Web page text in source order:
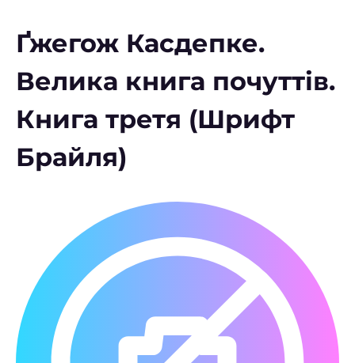
Ґжегож Касдепке.
Велика книга почуттів.
Книга третя (Шрифт
Брайля)